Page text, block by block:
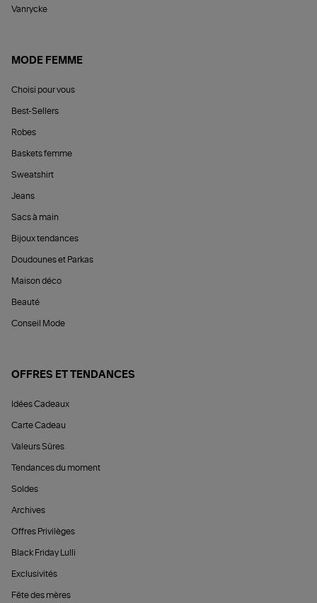
Vanrycke
MODE FEMME
Choisi pour vous
Best-Sellers
Robes
Baskets femme
Sweatshirt
Jeans
Sacs à main
Bijoux tendances
Doudounes et Parkas
Maison déco
Beauté
Conseil Mode
OFFRES ET TENDANCES
Idées Cadeaux
Carte Cadeau
Valeurs Sûres
Tendances du moment
Soldes
Archives
Offres Privilèges
Black Friday Lulli
Exclusivités
Fête des mères